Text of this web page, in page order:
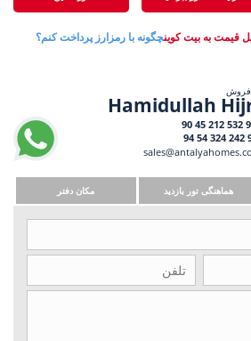
قیمت به بیت کوینچگونه با رمزارز پرداخت کنم؟
فروش
Hamidullah
هماهنگی تور بازدید مکان دفتر